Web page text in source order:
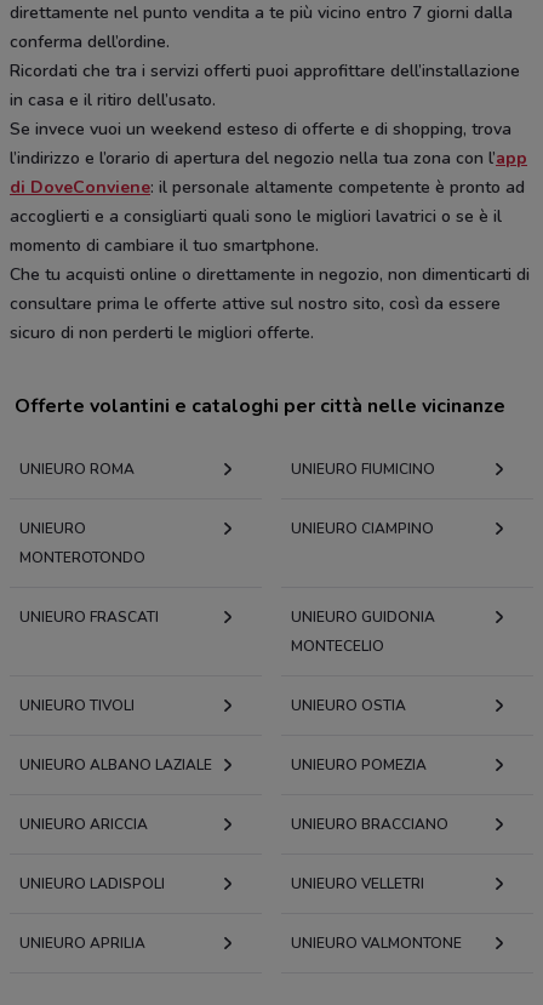
direttamente nel punto vendita a te più vicino entro 7 giorni dalla
conferma dell’ordine.
Ricordati che tra i servizi offerti puoi approfittare dell’installazione
in casa e il ritiro dell’usato.
Se invece vuoi un weekend esteso di offerte e di shopping, trova
l’indirizzo e l’orario di apertura del negozio nella tua zona con l’app
di DoveConviene: il personale altamente competente è pronto ad
accoglierti e a consigliarti quali sono le migliori lavatrici o se è il
momento di cambiare il tuo smartphone.
Che tu acquisti online o direttamente in negozio, non dimenticarti di
consultare prima le offerte attive sul nostro sito, così da essere
sicuro di non perderti le migliori offerte.
Offerte volantini e cataloghi per città nelle vicinanze
UNIEURO ROMA UNIEURO FIUMICINO
UNIEURO
MONTEROTONDO
UNIEURO CIAMPINO
UNIEURO FRASCATI
UNIEURO GUIDONIA
MONTECELIO
UNIEURO TIVOLI UNIEURO OSTIA
UNIEURO ALBANO LAZIALE UNIEURO POMEZIA
UNIEURO ARICCIA UNIEURO BRACCIANO
UNIEURO LADISPOLI UNIEURO VELLETRI
UNIEURO APRILIA UNIEURO VALMONTONE